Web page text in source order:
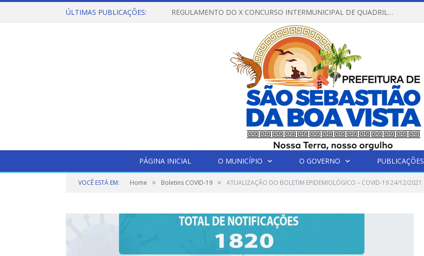
ÚLTIMAS PUBLICAÇÕES: REGULAMENTO DO X CONCURSO INTERMUNICIPAL DE QUADRILHAS JUNINAS – 2026 – ARRAIÁ DA VENEZA
PÁGINA INICIAL O MUNICÍPIO O GOVERNO PUBLICAÇÕES
VOCÊ ESTÁ EM: Home » Boletins COVID-19 » ATUALIZAÇÃO DO BOLETIM EPIDEMIOLÓGICO – COVID-19 24/12/2021